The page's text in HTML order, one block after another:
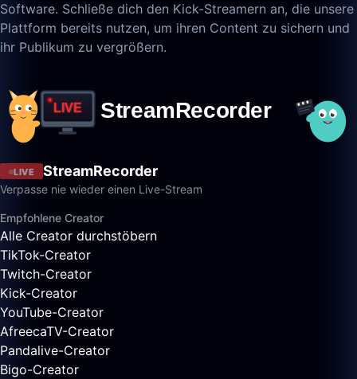
Software. Schließe dich den Kick-Streamern an, die unsere
Plattform bereits nutzen, um ihren Content zu sichern und
ihr Publikum zu vergrößern.
LIVE StreamRecorder
Verpasse nie wieder einen Live-Stream
Empfohlene Creator
Alle Creator durchstöbern
TikTok-Creator
Twitch-Creator
Kick-Creator
YouTube-Creator
AfreecaTV-Creator
Pandalive-Creator
Bigo-Creator